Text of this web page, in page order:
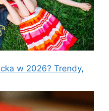
w 2026? Trendy,